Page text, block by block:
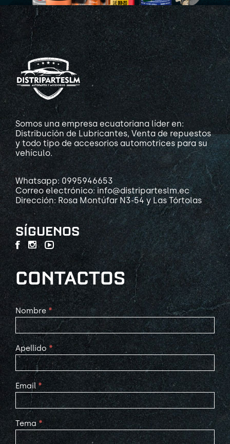
Somos una empresa ecuatoriana líder en:
Distribución de Lubricantes, Venta de repuestos
y todo tipo de accesorios automotrices para su
vehículo.
Whatsapp: 0995946653
Correo electrónico: info@distriparteslm.ec
Dirección: Rosa Montúfar N3-54 y Las Tórtolas
SÍGUENOS
CONTACTOS
Contact
Us
Nombre *
Apellido *
Email *
Tema *